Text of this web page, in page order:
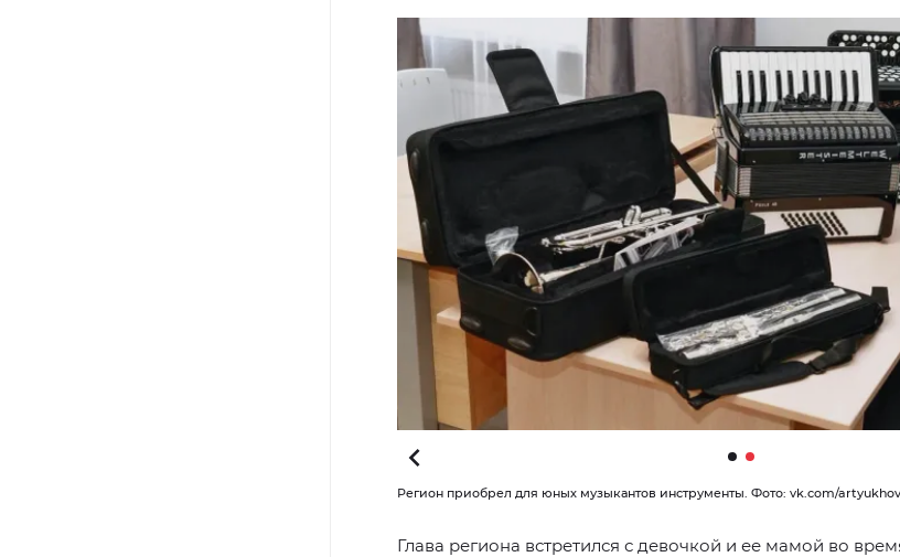
Регион приобрел для юных музыкантов инструменты. Фото: vk.com/
Глава региона встретился с девочкой и ее мамой во